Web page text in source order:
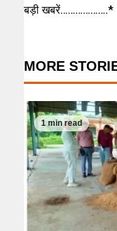
बड़ी खबरें……………….*
MORE
1 min read